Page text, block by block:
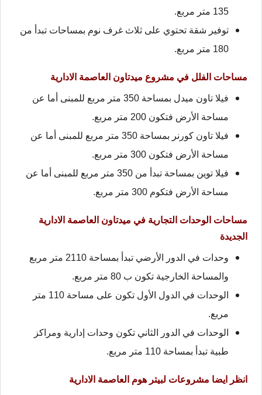
135 متر مربع.
توفير شقة تحتوي على ثلاث غرف نوم بمساحات تبدأ من
180 متر مربع.
مساحات الفلل في مشروع ميدتاون العاصمة الادارية
فيلا تاون ميدل بمساحة 350 متر مربع للمبنى أما عن
مساحة الأرض فتكون 200 متر مربع.
فيلا تاون كورنر بمساحة 350 متر مربع للمبنى أما عن
مساحة الأرض فتكون 300 متر مربع.
فيلا توين بمساحة تبدأ من 350 متر مربع للمبنى أما عن
مساحة الأرض فتكوم 300 متر مربع.
مساحات الوحدات التجارية في ميدتاون العاصمة الادارية
الجديدة
وحدات في الدور الأرضي تبدأ بمساحة 2110 متر مربع
والمساحة الخارجية تكون ب 80 متر مربع.
الوحدات في الدول الأول تكون على مساحة 110 متر
مربع.
الوحدات في الدور الثاني تكون وحدات إدارية ومراكز
طبية تبدأ بمساحة 110 متر مربع.
انظر ايضا مشروعات لبيتر هوم العاصمة الادارية